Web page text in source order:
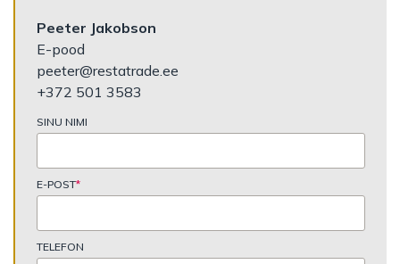
Peeter Jakobson
E-pood
peeter@restatrade.ee
+372 501 3583
SINU NIMI
E-POST*
TELEFON